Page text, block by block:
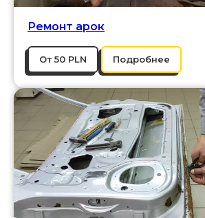
Ремонт арок
От 50 PLN Подробнее